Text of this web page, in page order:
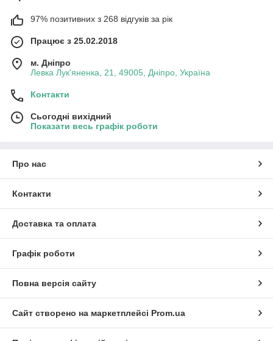
97% позитивних з 268 відгуків за рік
Працює з 25.02.2018
м. Дніпро
Левка Лук'яненка, 21, 49005, Дніпро, Україна
Контакти
Сьогодні вихідний
Показати весь графік роботи
Про нас
Контакти
Доставка та оплата
Графік роботи
Повна версія сайту
Сайт створено на маркетплейсі Prom.ua